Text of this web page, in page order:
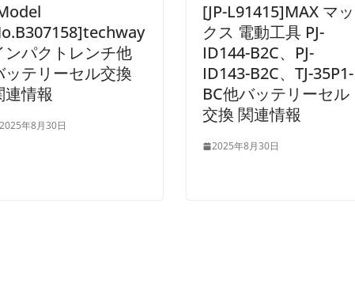
ンパクトレンチ他
ッテリーセル交換
連情報
2025年8月30日
[JP-L91415]MAX マッ
クス 電動工具 PJ-
ID144-B2C、PJ-
ID143-B2C、TJ-35P1-
BC他バッテリーセル
交換 関連情報
2025年8月30日